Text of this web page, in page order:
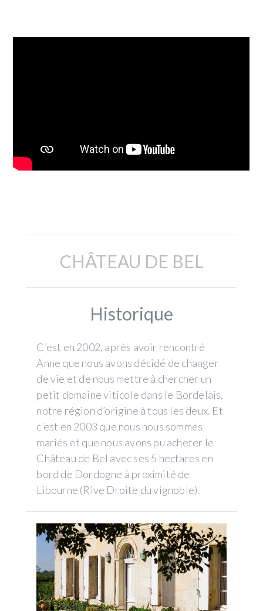
CHÂTEAU DE BEL
Historique
C’est en 2002, après avoir rencontré
Anne que nous avons décidé de changer
de vie et de nous mettre à chercher un
petit domaine viticole dans le Bordelais,
notre région d’origine à tous les deux. Et
c’est en 2003 que nous nous sommes
mariés et que nous avons pu acheter le
Château de Bel avec ses 5 hectares en
bord de Dordogne à proximité de
Libourne (Rive Droite du vignoble).